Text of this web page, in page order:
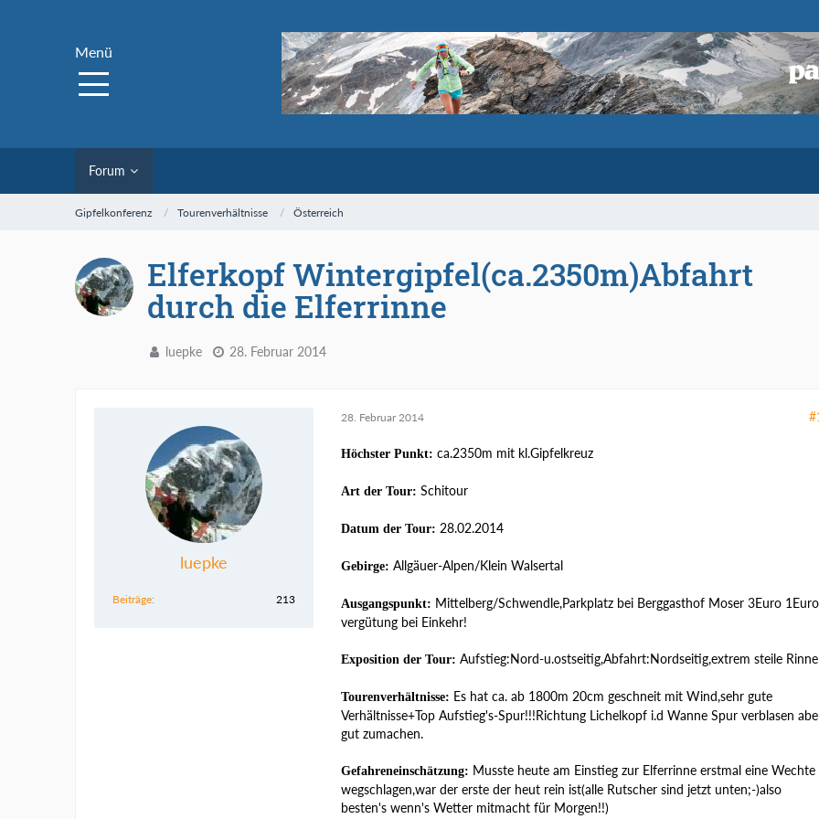
Menü
Forum
Gipfelkonferenz Tourenverhältnisse Österreich
Elferkopf Wintergipfel(ca.2350m)Abfahrt
durch die Elferrinne
luepke 28. Februar 2014
luepke
Beiträge 213
28. Februar 2014
Höchster Punkt: ca.2350m mit kl.Gipfelkreuz
Art der Tour: Schitour
Datum der Tour: 28.02.2014
Gebirge: Allgäuer-Alpen/Klein Walsertal
Ausgangspunkt: Mittelberg/Schwendle,Parkplatz bei Berggasthof Moser 3Euro 1Euro
vergütung bei Einkehr!
Exposition der Tour: Aufstieg:Nord-u.ostseitig,Abfahrt:Nordseitig,extrem steile Rinne
Tourenverhältnisse: Es hat ca. ab 1800m 20cm geschneit mit Wind,sehr gute
Verhältnisse+Top Aufstieg's-Spur!!!Richtung Lichelkopf i.d Wanne Spur verblasen
gut zumachen.
Gefahreneinschätzung: Musste heute am Einstieg zur Elferrinne erstmal eine Wechte
wegschlagen,war der erste der heut rein ist(alle Rutscher sind jetzt unten;-)also
besten's wenn's Wetter mitmacht für Morgen!!)